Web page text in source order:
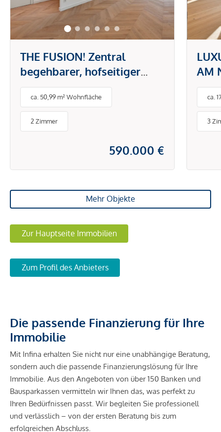
THE FUSION! Zentral
begehbarer, hofseitiger
Zwei-Zimmer-Erstbezug
ca. 50,99 m² Wohnfläche
2 Zimmer
590.000 €
AM
ca.
3
Mehr Objekte
Zur Hauptseite Immobilien
Zum Profil des Anbieters
Die passende Finanzierung für Ihre
Immobilie
Mit Infina erhalten Sie nicht nur eine unabhängige Beratung,
sondern auch die passende Finanzierungslösung für Ihre
Immobilie. Aus den Angeboten von über 150 Banken und
Bausparkassen vermitteln wir Ihnen das, was perfekt zu
Ihren Bedürfnissen passt. Wir begleiten Sie professionell
und verlässlich – von der ersten Beratung bis zum
erfolgreichen Abschluss.